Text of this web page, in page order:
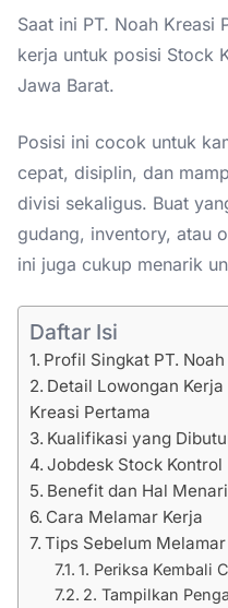
Saat ini PT. Noah Kreasi
kerja untuk posisi Stock
Jawa Barat.
Posisi ini cocok untuk
cepat, disiplin, dan
divisi sekaligus. Buat
gudang, inventory, atau
ini juga cukup menarik
Daftar Isi
Profil Singkat PT.
Detail Lowongan
Kreasi Pertama
Kualifikasi yang
Jobdesk Stock Kontrol
Benefit dan Hal
Cara Melamar Kerja
Tips Sebelum
1. Periksa Kembali
2. Tampilkan